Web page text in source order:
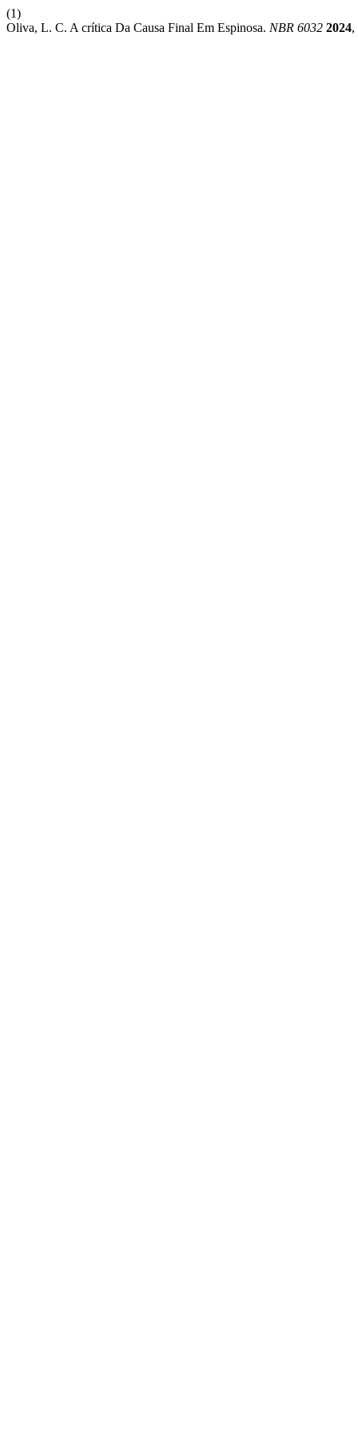
(1)
Oliva, L. C. A crítica Da Causa Final Em Espinosa. NBR 6032 2024,